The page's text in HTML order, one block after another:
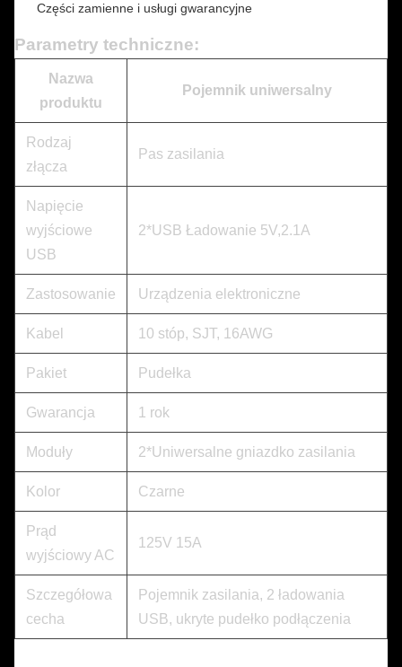
Części zamienne i usługi gwarancyjne
Parametry techniczne:
Nazwa
produktu
Pojemnik uniwersalny
Rodzaj
złącza
Pas zasilania
Napięcie
wyjściowe
USB
2*USB Ładowanie 5V,2.1A
Zastosowanie Urządzenia elektroniczne
Kabel 10 stóp, SJT, 16AWG
Pakiet Pudełka
Gwarancja 1 rok
Moduły 2*Uniwersalne gniazdko zasilania
Kolor Czarne
Prąd
wyjściowy AC
125V 15A
Szczegółowa
cecha
Pojemnik zasilania, 2 ładowania
USB, ukryte pudełko podłączenia